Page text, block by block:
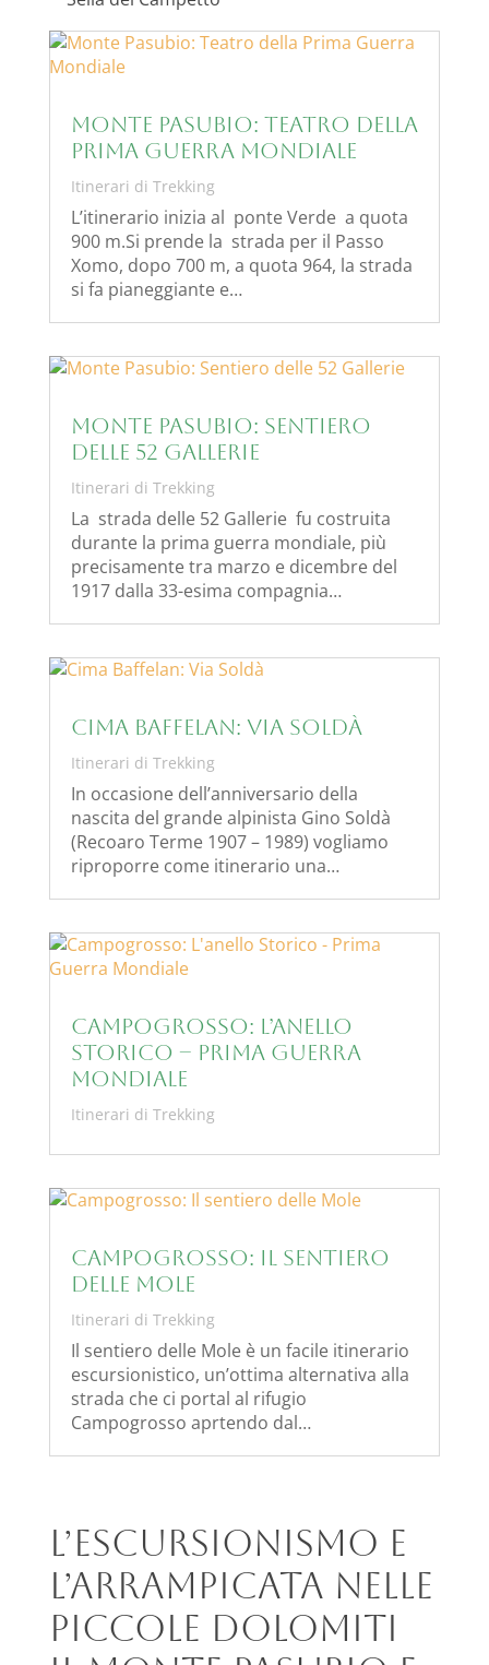
Monte Pasubio: Teatro della
Prima Guerra Mondiale
Itinerari di Trekking
L’itinerario inizia al ponte Verde a quota
900 m.Si prende la strada per il Passo
Xomo, dopo 700 m, a quota 964, la strada
si fa pianeggiante e…
Monte Pasubio: Sentiero
delle 52 Gallerie
Itinerari di Trekking
La strada delle 52 Gallerie fu costruita
durante la prima guerra mondiale, più
precisamente tra marzo e dicembre del
1917 dalla 33-esima compagnia…
Cima Baffelan: Via Soldà
Itinerari di Trekking
In occasione dell’anniversario della
nascita del grande alpinista Gino Soldà
(Recoaro Terme 1907 – 1989) vogliamo
riproporre come itinerario una…
Campogrosso: L’anello
Storico – Prima Guerra
Mondiale
Itinerari di Trekking
Campogrosso: Il sentiero
delle Mole
Itinerari di Trekking
Il sentiero delle Mole è un facile itinerario
escursionistico, un’ottima alternativa alla
strada che ci portal al rifugio
Campogrosso aprtendo dal…
L’escursionismo e
l’arrampicata nelle
Piccole Dolomiti